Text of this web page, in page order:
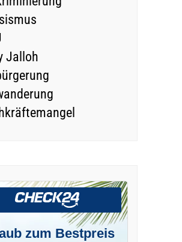
Jalloh
zum Bestpreis